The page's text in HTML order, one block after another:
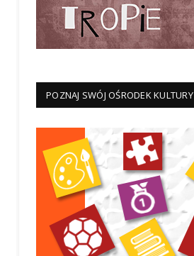
POZNAJ SWÓJ OŚRODEK KULTURY